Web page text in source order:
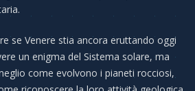
se Venere stia ancora eruttando oggi
un enigma del Sistema solare, ma
come evolvono i pianeti rocciosi,